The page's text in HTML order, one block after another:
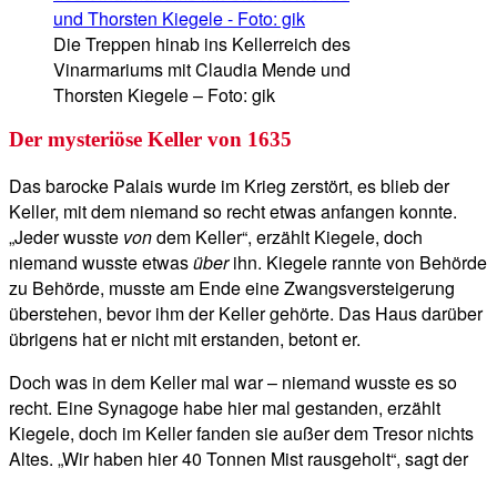
Die Treppen hinab ins Kellerreich des
Vinarmariums mit Claudia Mende und
Thorsten Kiegele – Foto: gik
Der mysteriöse Keller von 1635
Das barocke Palais wurde im Krieg zerstört, es blieb der
Keller, mit dem niemand so recht etwas anfangen konnte.
„Jeder wusste vondem Keller“, erzählt Kiegele, doch
niemand wusste etwasüberihn. Kiegele rannte von Behörde
zu Behörde, musste am Ende eine Zwangsversteigerung
überstehen, bevor ihm der Keller gehörte. Das Haus darüber
übrigens hat er nicht mit erstanden, betont er.
Doch was in dem Keller mal war – niemand wusste es so
recht. Eine Synagoge habe hier mal gestanden, erzählt
Kiegele, doch im Keller fanden sie außer dem Tresor nichts
Altes. „Wir haben hier 40 Tonnen Mist rausgeholt“, sagt der